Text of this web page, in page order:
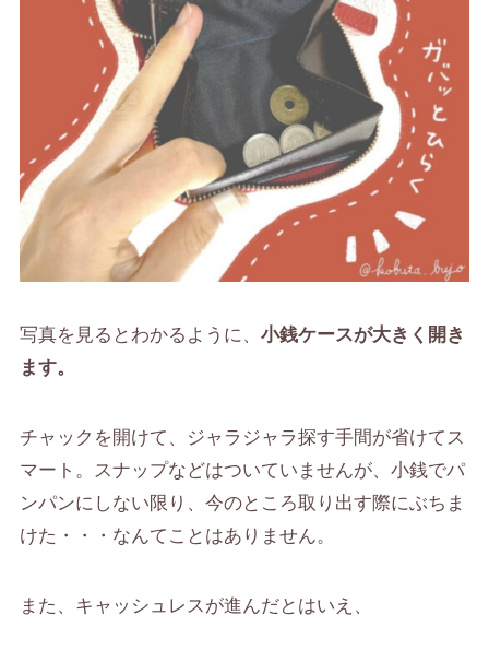
写真を見るとわかるように、 小銭ケースが大きく開き
ます。
チャックを開けて、ジャラジャラ探す手間が省けてス
マート。スナップなどはついていませんが、小銭でパ
ンパンにしない限り、今のところ取り出す際にぶちま
けた・・・なんてことはありません。
また、キャッシュレスが進んだとはいえ、